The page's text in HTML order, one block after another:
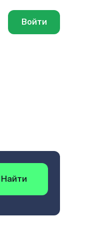
Войти
Найти